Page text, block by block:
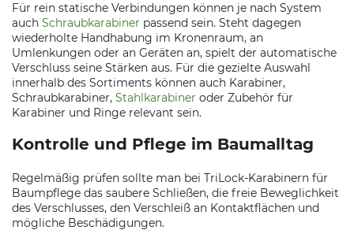
Für rein statische Verbindungen können je nach System
auch Schraubkarabiner passend sein. Steht dagegen
wiederholte Handhabung im Kronenraum, an
Umlenkungen oder an Geräten an, spielt der automatische
Verschluss seine Stärken aus. Für die gezielte Auswahl
innerhalb des Sortiments können auch Karabiner,
Schraubkarabiner, Stahlkarabiner oder Zubehör für
Karabiner und Ringe relevant sein.
Kontrolle und Pflege im Baumalltag
Regelmäßig prüfen sollte man bei TriLock-Karabinern für
Baumpflege das saubere Schließen, die freie Beweglichkeit
des Verschlusses, den Verschleiß an Kontaktflächen und
mögliche Beschädigungen.